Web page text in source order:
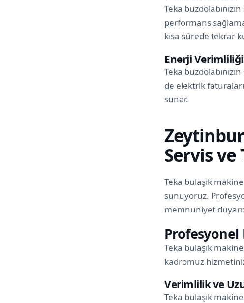
Teka
performans
kısa sürede tekrar
Enerji
Teka
de elektrik
sunar.
Servis
Teka bulaşık
sunuyoruz.
memnuniyet
Profesyonel
Teka bulaşık
kadromuz
Verimlilik ve
Teka bulaşık